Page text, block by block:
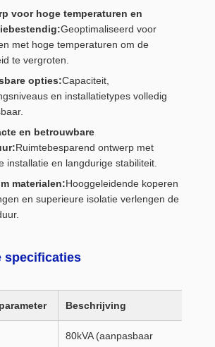
voor hoge temperaturen en
Geoptimaliseerd voor
met hoge temperaturen om de
te vergroten.
opties:Capaciteit,
en installatietypes volledig
en betrouwbare
Ruimtebesparend ontwerp met
installatie en langdurige stabiliteit.
materialen:Hooggeleidende koperen
en superieure isolatie verlengen de
specificaties
Beschrijving
80kVA (aanpasbaar